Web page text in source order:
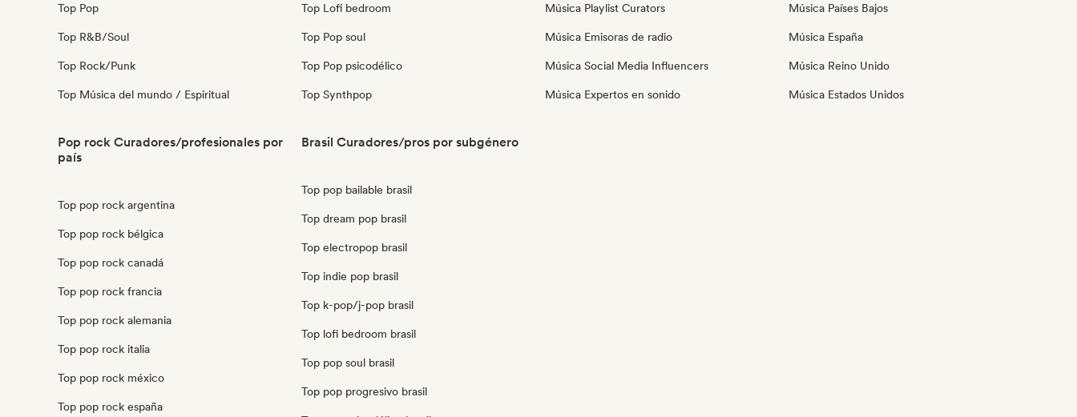
Top Pop
Top R&B/Soul
Top Rock/Punk
Top Música del mundo / Espiritual
Top Lofi bedroom
Top Pop soul
Top Pop psicodélico
Top Synthpop
Música Playlist Curators
Música Emisoras de radio
Música Social Media Influencers
Música Expertos en sonido
Música Países Bajos
Música España
Música Reino Unido
Música Estados Unidos
Pop rock Curadores/profesionales por
país
Top pop rock argentina
Top pop rock bélgica
Top pop rock canadá
Top pop rock francia
Top pop rock alemania
Top pop rock italia
Top pop rock méxico
Top pop rock españa
Brasil Curadores/pros por subgénero
Top pop bailable brasil
Top dream pop brasil
Top electropop brasil
Top indie pop brasil
Top k-pop/j-pop brasil
Top lofi bedroom brasil
Top pop soul brasil
Top pop progresivo brasil